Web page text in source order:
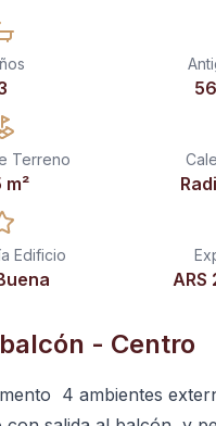
Terreno
m²
Edificio
ARS
- Centro
4 ambientes